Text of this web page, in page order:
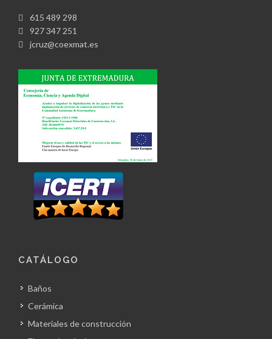
615 489 298
927 347 251
jcruz@coexmat.es
CATÁLOGO
Baños
Cerámica
Materiales de construcción